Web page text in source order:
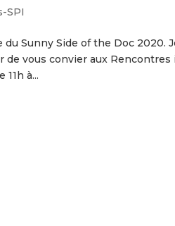
SPI
Sunny Side of the Doc 2020.
vous convier aux Rencontres
à...